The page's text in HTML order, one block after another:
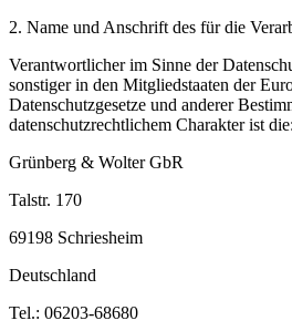
2. Name und Anschrift des für die
Verantwortlicher im Sinne der
sonstiger in den Mitgliedstaaten der
Datenschutzgesetze und anderer
datenschutzrechtlichem Charakter ist die:
Grünberg & Wolter GbR
Talstr. 170
69198 Schriesheim
Deutschland
Tel.: 06203-68680